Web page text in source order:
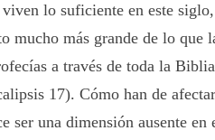
lo suficiente en este
mucho más grande de lo que
a través de toda la
17). Cómo han de
ser una dimensión ausente